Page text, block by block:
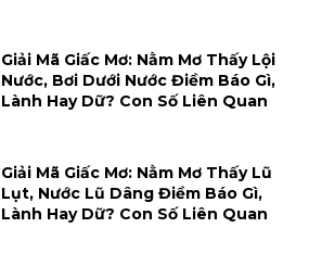
Giải Mã Giấc Mơ: Nằm Mơ Thấy Lội
Nước, Bơi Dưới Nước Điềm Báo Gì,
Lành Hay Dữ? Con Số Liên Quan
Giải Mã Giấc Mơ: Nằm Mơ Thấy Lũ
Lụt, Nước Lũ Dâng Điềm Báo Gì,
Lành Hay Dữ? Con Số Liên Quan